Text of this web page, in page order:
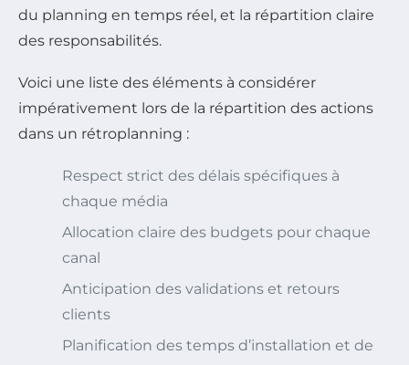
du planning en temps réel, et la répartition claire
des responsabilités.
Voici une liste des éléments à considérer
impérativement lors de la répartition des actions
dans un rétroplanning :
Respect strict des délais spécifiques à
chaque média
Allocation claire des budgets pour chaque
canal
Anticipation des validations et retours
clients
Planification des temps d’installation et de